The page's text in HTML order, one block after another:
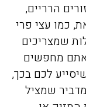
הרריים,
כמו עצי פרי
שמצריכים
מחפשים
לכם בכך,
שמציל